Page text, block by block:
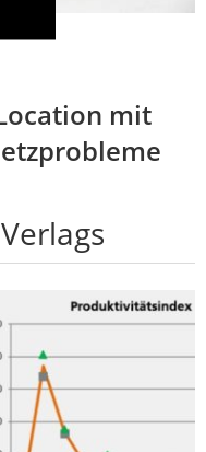
mit